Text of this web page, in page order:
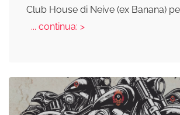
Club House di Neive (ex Banana)
... continua: >